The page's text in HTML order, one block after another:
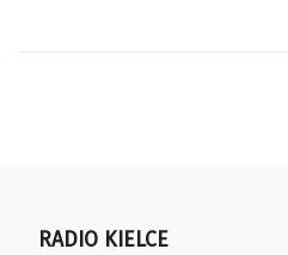
RADIO KIELCE